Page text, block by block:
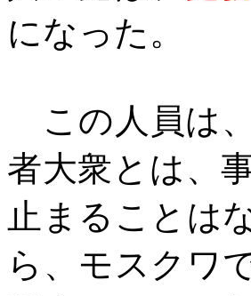
になった。
この人員は
者大衆とは、
止まることは
ら、モスクワ